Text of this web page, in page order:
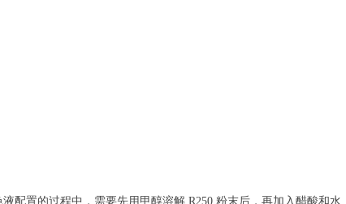
液配置的过程中，需要先用甲醇溶解 R250 粉末后，再加入醋酸和水